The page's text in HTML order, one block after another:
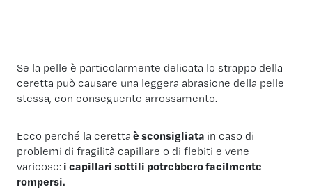
Se la pelle è particolarmente delicata lo strappo della
ceretta può causare una leggera abrasione della pelle
stessa, con conseguente arrossamento.
Ecco perché la ceretta è sconsigliata in caso di
problemi di fragilità capillare o di flebiti e vene
varicose: i capillari sottili potrebbero facilmente
rompersi.